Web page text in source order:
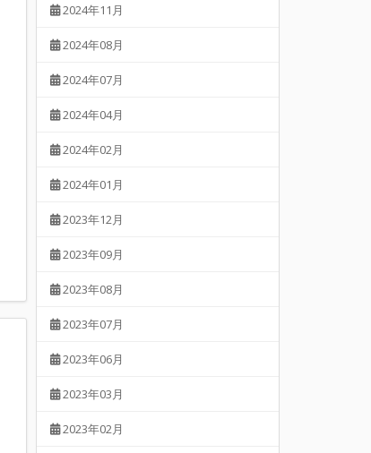
2024年11月
2024年08月
2024年07月
2024年04月
2024年02月
2024年01月
2023年12月
2023年09月
2023年08月
2023年07月
2023年06月
2023年03月
2023年02月